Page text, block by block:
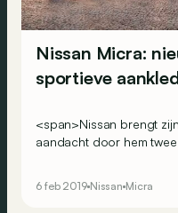
Nissan Micra:
sportieve
<span>Nissan brengt
aandacht door hem twee
6 feb 2019 Nissan Micra